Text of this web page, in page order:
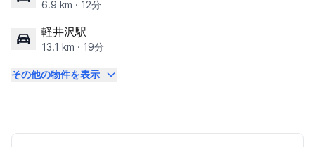
6.9 km · 12分
軽井沢駅
13.1 km · 19分
その他の物件を表示